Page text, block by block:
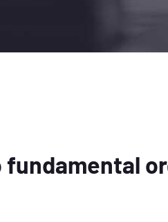
fundamental